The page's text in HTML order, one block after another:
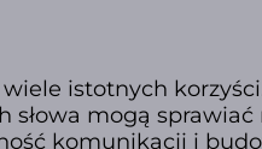
istotnych
mogą sprawiać
komunikacji i